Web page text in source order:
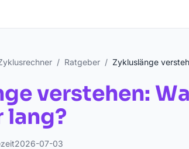
/ Ratgeber / Zykluslänge
verstehen:
lang?
2026-07-03